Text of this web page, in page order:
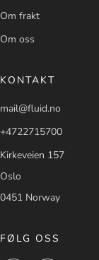
Om frakt
Om oss
KONTAKT
mail@fluid.no
+4722715700
Kirkeveien 157
Oslo
0451 Norway
FØLG OSS